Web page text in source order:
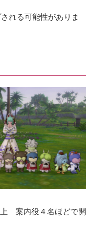
れる可能性がありま
案内役４名ほどで開